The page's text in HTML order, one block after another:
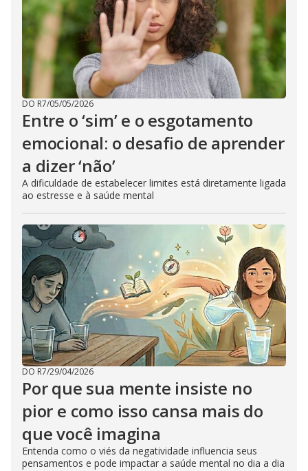
DO R7/05/05/2026
Entre o ‘sim’ e o esgotamento
emocional: o desafio de aprender
a dizer ‘não’
A dificuldade de estabelecer limites está diretamente ligada
ao estresse e à saúde mental
DO R7/29/04/2026
Por que sua mente insiste no
pior e como isso cansa mais do
que você imagina
Entenda como o viés da negatividade influencia seus
pensamentos e pode impactar a saúde mental no dia a dia